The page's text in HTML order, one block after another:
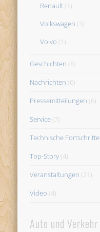
Renault (1)
Volkswagen (3)
Volvo (1)
Geschichten (8)
Nachrichten (6)
Pressemitteilungen (6)
Service (7)
Technische Fortschritte
Top-Story (4)
Veranstaltungen (21)
Video (4)
Auto und Verkehr